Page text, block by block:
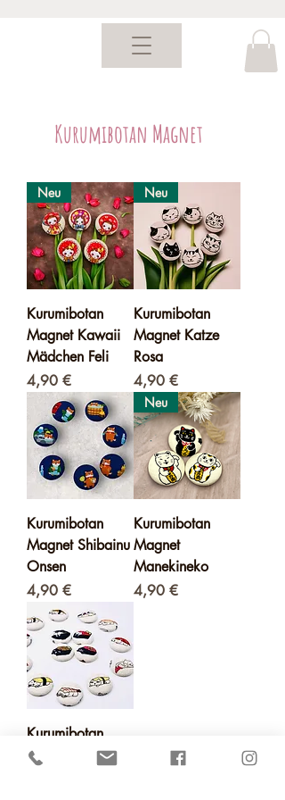
Kurumibotan Magnet
Neu
Kurumibotan
Magnet Kawaii
Mädchen Feli
Preis
4,90 €
Neu
Kurumibotan
Magnet Katze
Rosa
Preis
4,90 €
Kurumibotan
Magnet Shibainu
Onsen
Preis
4,90 €
Neu
Kurumibotan
Magnet
Manekineko
Preis
4,90 €
Kurumibotan
Magnet Sushi-